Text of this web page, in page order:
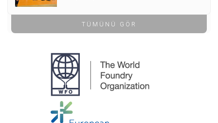
TÜMÜNÜ GÖR